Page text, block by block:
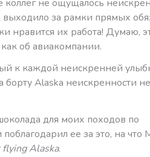
не ощущалось
за рамки прямых
нравится их работа! Думаю,
об авиакомпании.
к каждой неискренней
борту Alaska неискренности
для моих походов по
ее за это, на что
flyingAlaska.